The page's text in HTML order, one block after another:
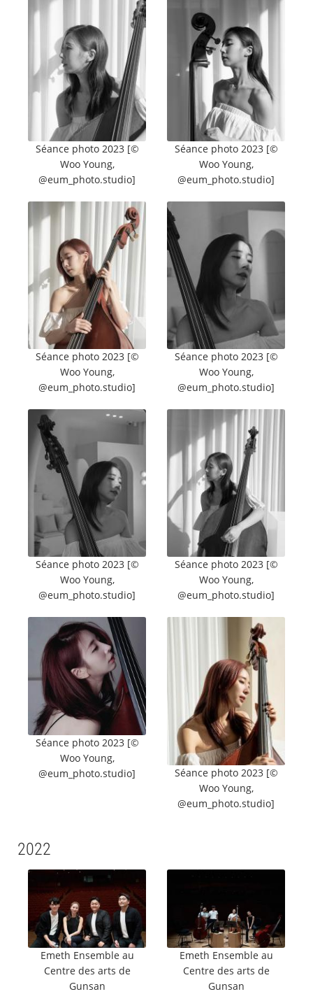
Séance photo 2023 [©
Woo Young,
@eum_photo.studio]
Séance photo 2023 [©
Woo Young,
@eum_photo.studio]
Séance photo 2023 [©
Woo Young,
@eum_photo.studio]
Séance photo 2023 [©
Woo Young,
@eum_photo.studio]
Séance photo 2023 [©
Woo Young,
@eum_photo.studio]
Séance photo 2023 [©
Woo Young,
@eum_photo.studio]
Séance photo 2023 [©
Woo Young,
@eum_photo.studio]
Séance photo 2023 [©
Woo Young,
@eum_photo.studio]
2022
Emeth Ensemble au
Centre des arts de
Gunsan
Emeth Ensemble au
Centre des arts de
Gunsan